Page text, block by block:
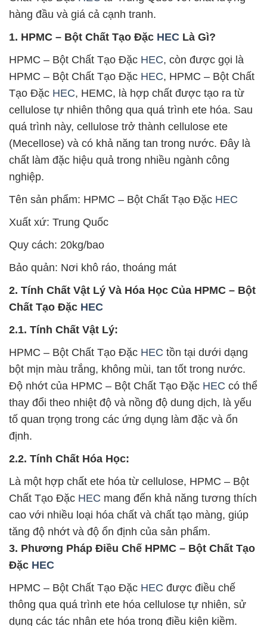
hàng đầu và giá cả cạnh tranh.
1. HPMC – Bột Chất Tạo Đặc HEC Là Gì?
HPMC – Bột Chất Tạo Đặc HEC, còn được gọi là
HPMC – Bột Chất Tạo Đặc HEC, HPMC – Bột Chất
Tạo Đặc HEC, HEMC, là hợp chất được tạo ra từ
cellulose tự nhiên thông qua quá trình ete hóa. Sau
quá trình này, cellulose trở thành cellulose ete
(Mecellose) và có khả năng tan trong nước. Đây là
chất làm đặc hiệu quả trong nhiều ngành công
nghiệp.
Tên sản phẩm: HPMC – Bột Chất Tạo Đặc HEC
Xuất xứ: Trung Quốc
Quy cách: 20kg/bao
Bảo quản: Nơi khô ráo, thoáng mát
2. Tính Chất Vật Lý Và Hóa Học Của HPMC – Bột
Chất Tạo Đặc HEC
2.1. Tính Chất Vật Lý:
HPMC – Bột Chất Tạo Đặc HEC tồn tại dưới dạng
bột mịn màu trắng, không mùi, tan tốt trong nước.
Độ nhớt của HPMC – Bột Chất Tạo Đặc HEC có thể
thay đổi theo nhiệt độ và nồng độ dung dịch, là yếu
tố quan trọng trong các ứng dụng làm đặc và ổn
định.
2.2. Tính Chất Hóa Học:
Là một hợp chất ete hóa từ cellulose, HPMC – Bột
Chất Tạo Đặc HEC mang đến khả năng tương thích
cao với nhiều loại hóa chất và chất tạo màng, giúp
tăng độ nhớt và độ ổn định của sản phẩm.
3. Phương Pháp Điều Chế HPMC – Bột Chất Tạo
Đặc HEC
HPMC – Bột Chất Tạo Đặc HEC được điều chế
thông qua quá trình ete hóa cellulose tự nhiên, sử
dụng các tác nhân ete hóa trong điều kiện kiềm.